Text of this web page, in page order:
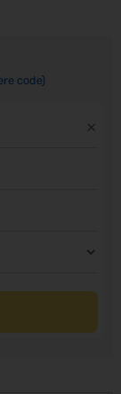
code)